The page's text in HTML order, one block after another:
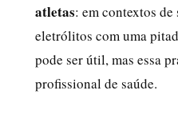
atletas: em contextos
eletrólitos com uma
pode ser útil, mas essa
profissional de saúde.